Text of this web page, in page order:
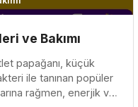
ve Bakımı
papağanı, küçük
ile tanınan popüler
rağmen, enerjik ve